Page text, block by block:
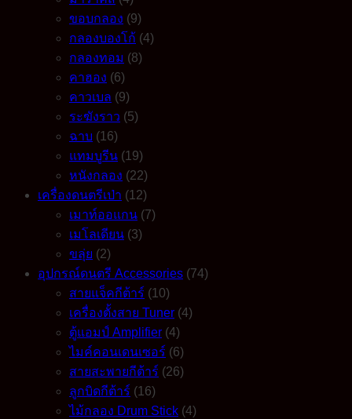
ขอบกลอง (9)
กลองบองโก้ (4)
กลองทอม (8)
คาฮอง (6)
คาวเบล (9)
ระฆังราว (5)
ฉาบ (16)
แทมบูรีน (19)
หนังกลอง (22)
เครื่องดนตรีเป่า (12)
เมาท์ออแกน (7)
เมโลเดียน (3)
ขลุ่ย (2)
อุปกรณ์ดนตรี Accessories (74)
สายแจ็คกีต้าร์ (10)
เครื่องตั้งสาย Tuner (4)
ตู้แอมป์ Amplifier (4)
ไมค์คอนเดนเซอร์ (6)
สายสะพายกีต้าร์ (26)
ลูกบิดกีต้าร์ (16)
ไม้กลอง Drum Stick (4)